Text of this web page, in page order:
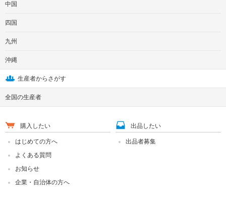
中国
四国
九州
沖縄
生産者からさがす
全国の生産者
購入したい
はじめての方へ
よくある質問
お知らせ
企業・自治体の方へ
出品したい
出品者募集